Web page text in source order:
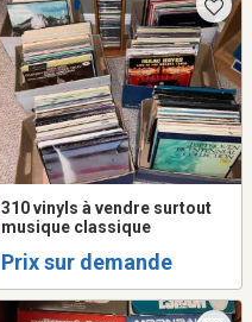
310 vinyls à vendre surtout
musique classique
Prix sur demande